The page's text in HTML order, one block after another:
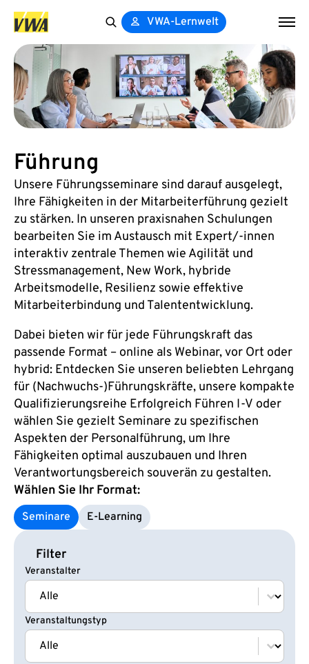
for:
VWA-Lernwelt
Führung
Unsere Führungsseminare sind darauf ausgelegt,
Ihre Fähigkeiten in der Mitarbeiterführung gezielt
zu stärken. In unseren praxisnahen Schulungen
bearbeiten Sie im Austausch mit Expert/-innen
interaktiv zentrale Themen wie Agilität und
Stressmanagement, New Work, hybride
Arbeitsmodelle, Resilienz sowie effektive
Mitarbeiterbindung und Talententwicklung.
Dabei bieten wir für jede Führungskraft das
passende Format – online als Webinar, vor Ort oder
hybrid: Entdecken Sie unseren beliebten Lehrgang
für (Nachwuchs-)Führungskräfte, unsere kompakte
Qualifizierungsreihe Erfolgreich Führen I-V oder
wählen Sie gezielt Seminare zu spezifischen
Aspekten der Personalführung, um Ihre
Fähigkeiten optimal auszubauen und Ihren
Verantwortungsbereich souverän zu gestalten.
Wählen Sie Ihr Format:
Seminare E‑Learning
Filter
Veranstalter
Veranstalter
Veranstalter
Veranstaltungstyp
Veranstaltungstyp
Veranstaltungstyp